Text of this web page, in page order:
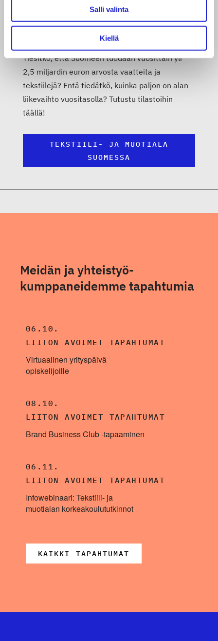
Salli valinta
Kiellä
Tekstiili- ja muotiala lukuina
Tiesitkö, että Suomeen tuodaan vuosittain yli
2,5 miljardin euron arvosta vaatteita ja
tekstiilejä? Entä tiedätkö, kuinka paljon on alan
liikevaihto vuositasolla? Tutustu tilastoihin
täällä!
TEKSTIILI- JA MUOTIALA
SUOMESSA
Meidän ja yhteistyö­
kumppaneidemme tapahtumia
06.10.
LIITON AVOIMET TAPAHTUMAT
Virtuaalinen yrityspäivä
opiskelijoille
08.10.
LIITON AVOIMET TAPAHTUMAT
Brand Business Club -tapaaminen
06.11.
LIITON AVOIMET TAPAHTUMAT
Infowebinaari: Tekstiili- ja
muotialan korkeakoulututkinnot
KAIKKI TAPAHTUMAT